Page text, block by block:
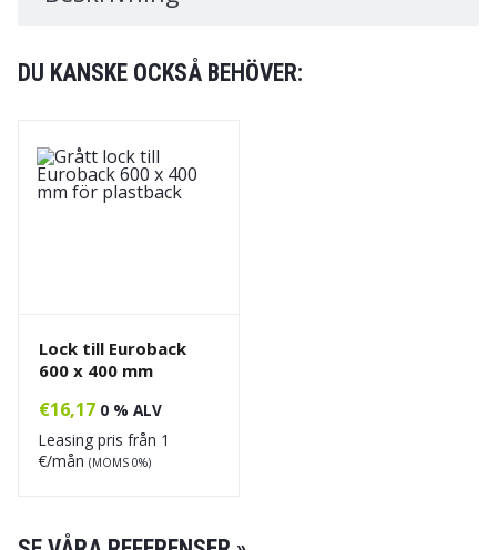
DU KANSKE OCKSÅ BEHÖVER:
Lock till Euroback
600 x 400 mm
€16,17 0 % ALV
Leasing pris från 1
€/mån (MOMS 0%)